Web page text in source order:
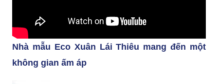
Nhà mẫu Eco Xuân Lái Thiêu mang đến một
không gian ấm áp